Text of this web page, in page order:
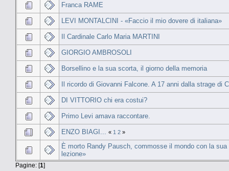
Franca RAME
LEVI MONTALCINI - «Faccio il mio dovere di italiana»
Il Cardinale Carlo Maria MARTINI
GIORGIO AMBROSOLI
Borsellino e la sua scorta, il giorno della memoria
Il ricordo di Giovanni Falcone. A 17 anni dalla strage di
DI VITTORIO chi era costui?
Primo Levi amava raccontare.
ENZO BIAGI... « 1 2 »
È morto Randy Pausch, commosse il mondo con la sua
lezione»
Pagine: [1]